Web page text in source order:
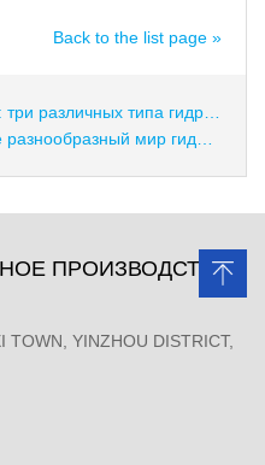
Back to the list page »
ПРОИЗВОДСТВО,
TOWN, YINZHOU DISTRICT,